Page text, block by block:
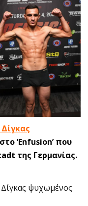
‘Enfusion’ που
της Γερμανίας.
ψυχωμένος